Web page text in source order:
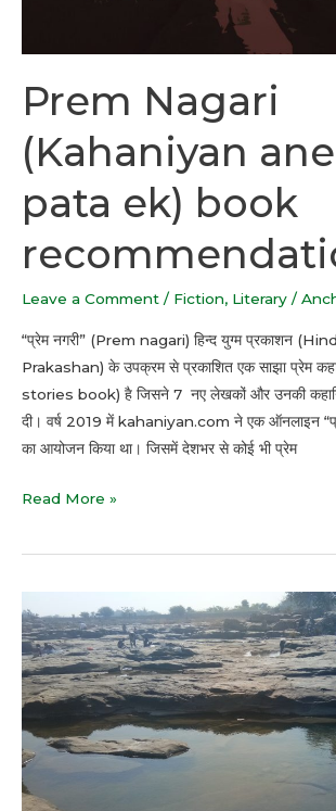
Prem Nagari
(Kahaniyan
pata ek) book
Leave a Comment / Fiction, Literary /
“प्रेम नगरी” (Prem nagari) हिन्द युग्म प्रकाशन
Prakashan) के उपक्रम से प्रकाशित एक साझा प्रेम
stories book) है जिसने 7 नए लेखकों और उनकी
दी। वर्ष 2019 में kahaniyan.com ने एक ऑनलाइन “प्रेम
का आयोजन किया था। जिसमें देशभर से कोई भी प्रेम
Read More »
winning
fiction
“बिन
पानी
एक
शहर”(A
City